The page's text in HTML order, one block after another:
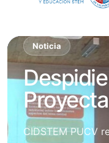
Noticia
CIDSTEM PUCV